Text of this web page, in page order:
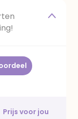
Prijs voor jou